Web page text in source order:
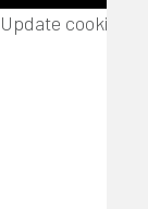
Update cookies